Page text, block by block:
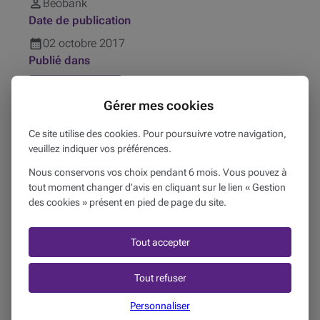
Beobank
Date de publication
02 octobre 2017
Publié dans
Investissements Financements
La présente publication reprend des informations générales
et ne constitue pas un conseil personnalisé. Ces
d'interprétations particulières en fonction de la situation
concernée. Beobank décline toute responsabilité quant à
l'exactitude, l'exhaustivité et la mise à jour des informations
provenant des sources citées.
Ces articles peuvent
Gérer mes cookies
Ce site utilise des cookies. Pour poursuivre votre navigation,
veuillez indiquer vos préférences.
Nous conservons vos choix pendant 6 mois. Vous pouvez à
tout moment changer d’avis en cliquant sur le lien « Gestion
des cookies » présent en pied de page du site.
Tout accepter
Tout refuser
Personnaliser